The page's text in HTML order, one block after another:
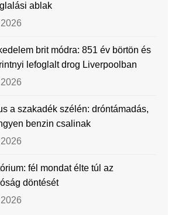
ablak
brit módra: 851 év börtön és
lefoglalt drog Liverpoolban
a szakadék szélén: dróntámadás,
benzin csalinak
fél mondat élte túl az
döntését